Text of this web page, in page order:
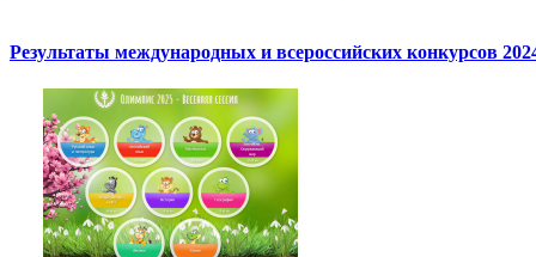
Результаты международных и всероссийских конкурсов